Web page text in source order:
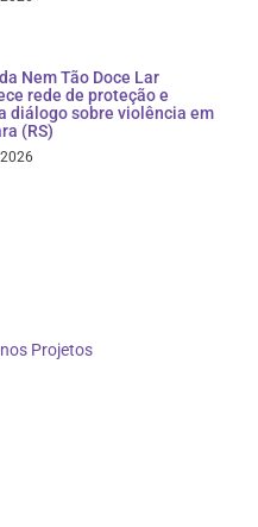
Nem Tão Doce Lar
rede de proteção e
diálogo sobre violência em
(RS)
Projetos